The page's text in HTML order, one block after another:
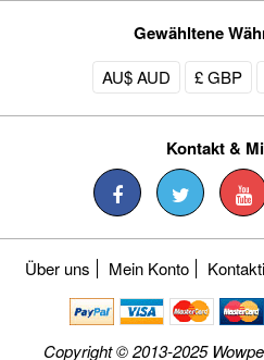
Gewähltene
AU$ AUD £ GBP
Kontakt &
Über uns Mein Konto
Copyright © 2013-2025